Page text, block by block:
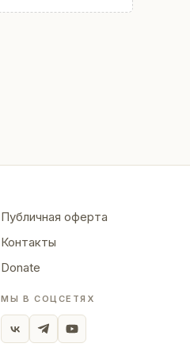
Публичная оферта
Контакты
Donate
МЫ В СОЦСЕТЯХ